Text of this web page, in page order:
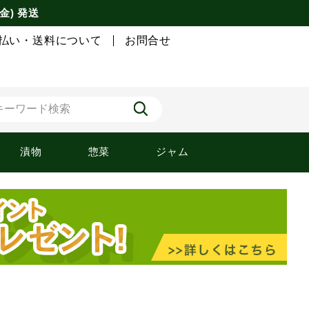
) 発送
い・送料について お問合せ
漬物 惣菜 ジャム